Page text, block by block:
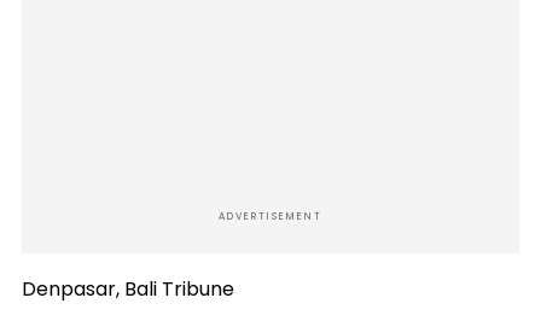
ADVERTISEMENT
Denpasar, Bali Tribune